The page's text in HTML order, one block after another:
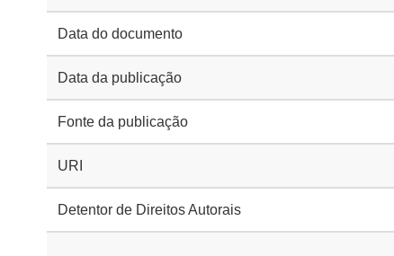
Data do documento
Data da publicação
Fonte da publicação
URI
Detentor de Direitos Autorais